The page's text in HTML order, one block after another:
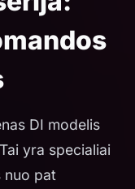
DI modelis
yra specialiai
nuo pat